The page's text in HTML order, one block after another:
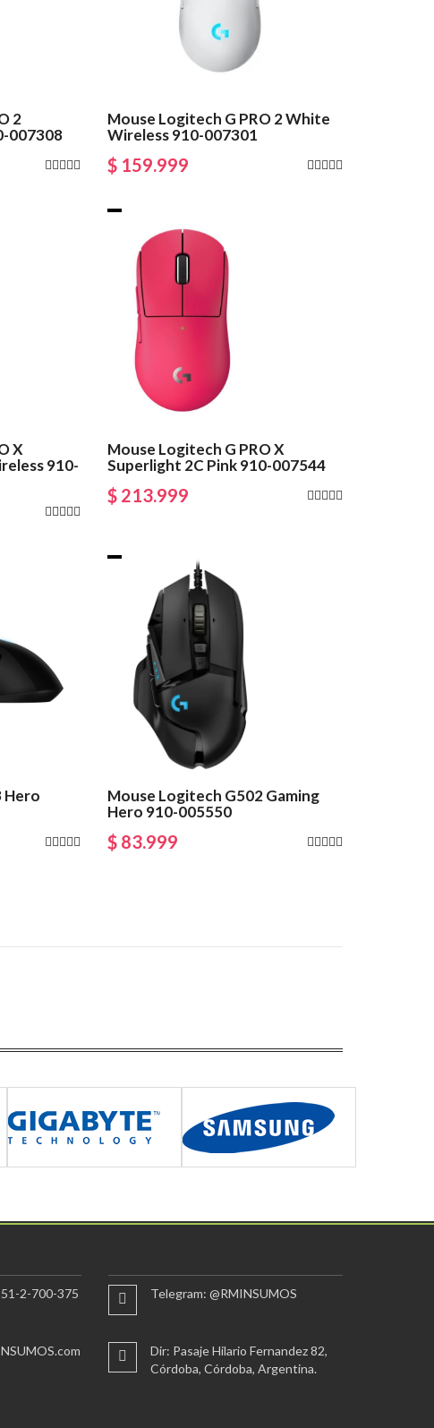
2
007308
Mouse Logitech G PRO 2 White
Wireless 910-007301
$ 159.999
X
910-
Mouse Logitech G PRO X
Superlight 2C Pink 910-007544
$ 213.999
Hero
Mouse Logitech G502 Gaming
Hero 910-005550
$ 83.999
2-700-375 Telegram: @RMINSUMOS
Dir: Pasaje Hilario Fernandez 82,
Córdoba, Córdoba, Argentina.